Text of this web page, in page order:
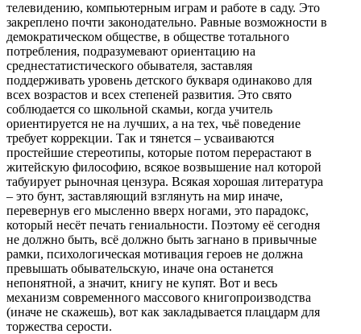
телевидению, компьютерным играм и работе в саду. Это
закреплено почти законодательно. Равные возможности в
демократическом обществе, в обществе тотального
потребления, подразумевают ориентацию на
среднестатистического обывателя, заставляя
поддерживать уровень детского букваря одинаково для
всех возрастов и всех степеней развития. Это свято
соблюдается со школьной скамьи, когда учитель
ориентируется не на лучших, а на тех, чьё поведение
требует коррекции. Так и тянется – усваиваются
простейшие стереотипы, которые потом перерастают в
житейскую философию, всякое возвышение нал которой
табуирует рыночная цензура. Всякая хорошая литература
– это бунт, заставляющий взглянуть на мир иначе,
перевернув его мысленно вверх ногами, это парадокс,
который несёт печать гениальности. Поэтому её сегодня
не должно быть, всё должно быть загнано в привычные
рамки, психологическая мотивация героев не должна
превышать обывательскую, иначе она останется
непонятной, а значит, книгу не купят. Вот и весь
механизм современного массового книгопроизводства
(иначе не скажешь), вот как закладывается плацдарм для
торжества серости.